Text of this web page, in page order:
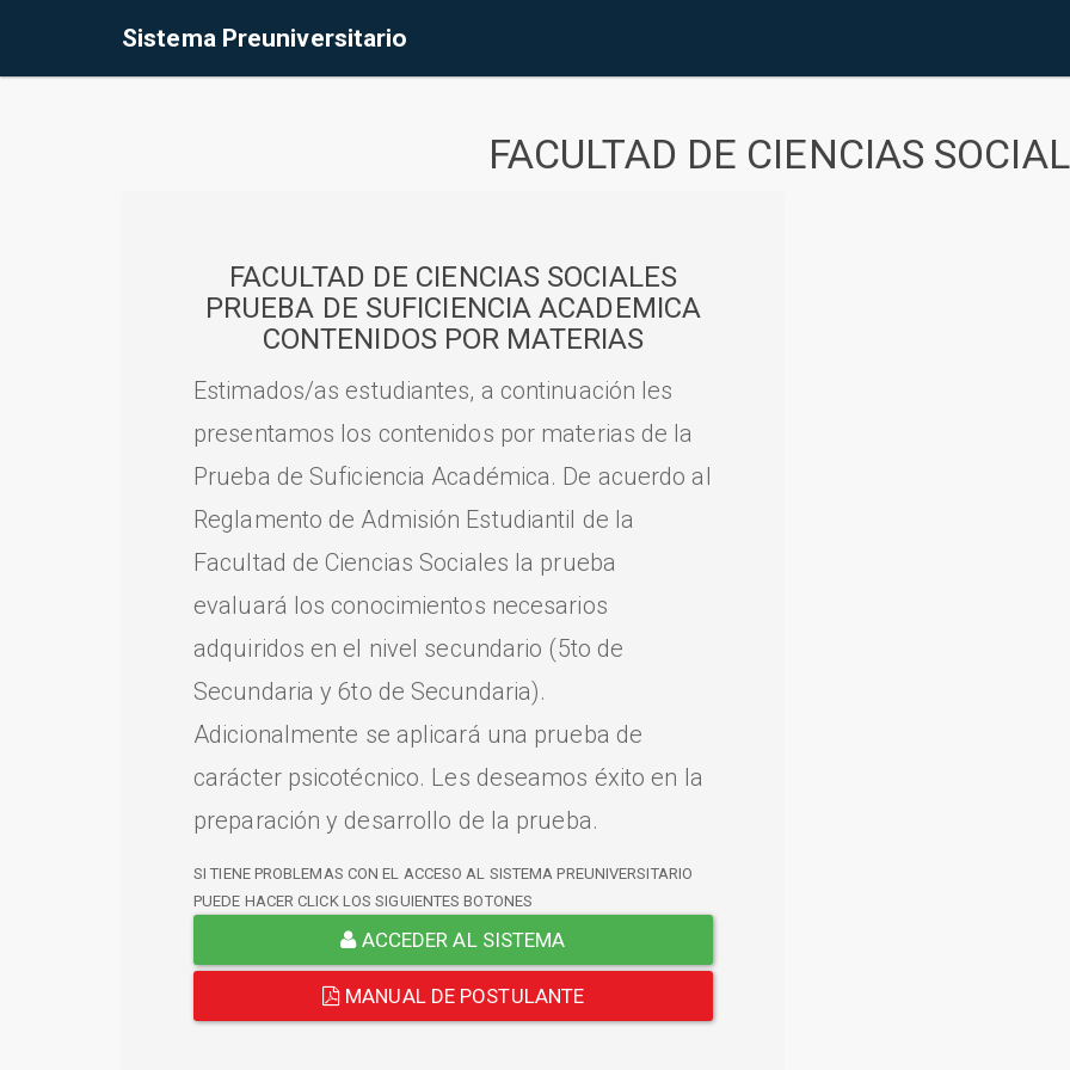
Sistema Preuniversitario
FACULTAD DE CIENCIAS
FACULTAD DE CIENCIAS SOCIALES
PRUEBA DE SUFICIENCIA ACADEMICA
CONTENIDOS POR MATERIAS
Estimados/as estudiantes, a continuación les
presentamos los contenidos por materias de la
Prueba de Suficiencia Académica. De acuerdo al
Reglamento de Admisión Estudiantil de la
Facultad de Ciencias Sociales la prueba
evaluará los conocimientos necesarios
adquiridos en el nivel secundario (5to de
Secundaria y 6to de Secundaria).
Adicionalmente se aplicará una prueba de
carácter psicotécnico. Les deseamos éxito en la
preparación y desarrollo de la prueba.
SI TIENE PROBLEMAS CON EL ACCESO AL SISTEMA PREUNIVERSITARIO
PUEDE HACER CLICK LOS SIGUIENTES BOTONES
ACCEDER AL SISTEMA
MANUAL DE POSTULANTE